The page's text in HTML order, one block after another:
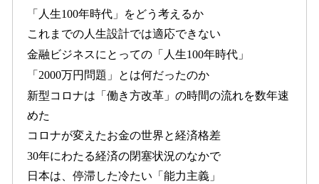
「人生100年時代」をどう考えるか
これまでの人生設計では適応できない
金融ビジネスにとっての「人生100年時代」
「2000万円問題」とは何だったのか
新型コロナは「働き方改革」の時間の流れを数年速
めた
コロナが変えたお金の世界と経済格差
30年にわたる経済の閉塞状況のなかで
日本は、停滞した冷たい「能力主義」